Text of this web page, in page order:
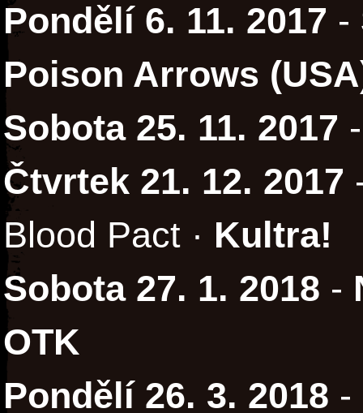
Pondělí 6. 11. 2017 -
Poison Arrows
Sobota 25. 11. 2017
Čtvrtek 21. 12. 2017
Blood Pact · Kultra!
Sobota 27. 1. 2018 -
OTK
Pondělí 26. 3. 2018 -